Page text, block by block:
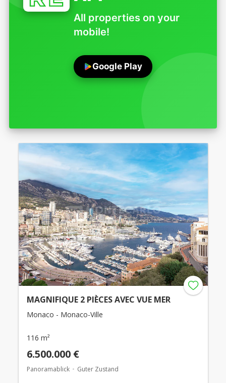
All properties on your
mobile!
Google Play
MAGNIFIQUE 2 PIÈCES AVEC VUE MER
Monaco - Monaco-Ville
116 m²
6.500.000 €
Panoramablick Guter Zustand